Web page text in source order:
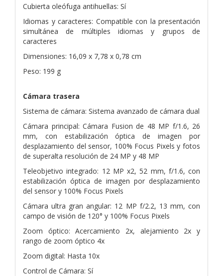
Cubierta oleófuga antihuellas: Sí
Idiomas y caracteres: Compatible con la presentación
simultánea de múltiples idiomas y grupos de
caracteres
Dimensiones: 16,09 x 7,78 x 0,78 cm
Peso: 199 g
Cámara trasera
Sistema de cámara: Sistema avanzado de cámara dual
Cámara principal: Cámara Fusion de 48 MP f/1.6, 26
mm, con estabilización óptica de imagen por
desplazamiento del sensor, 100% Focus Pixels y fotos
de superalta resolución de 24 MP y 48 MP
Teleobjetivo integrado: 12 MP x2, 52 mm, f/1.6, con
estabilización óptica de imagen por desplazamiento
del sensor y 100% Focus Pixels
Cámara ultra gran angular: 12 MP f/2.2, 13 mm, con
campo de visión de 120° y 100% Focus Pixels
Zoom óptico: Acercamiento 2x, alejamiento 2x y
rango de zoom óptico 4x
Zoom digital: Hasta 10x
Control de Cámara: Sí